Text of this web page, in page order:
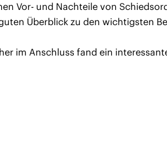
Vor- und Nachteile von
Überblick zu den wichtigsten
im Anschluss fand ein